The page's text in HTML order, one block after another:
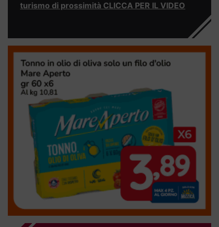
turismo di prossimità CLICCA PER IL VIDEO